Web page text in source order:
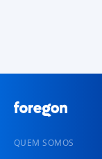
QUEM SOMOS